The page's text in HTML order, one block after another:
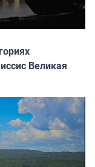
Великая